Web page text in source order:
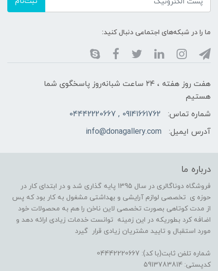
ما را در شبکه‌های اجتماعی دنبال کنید:
هفت روز هفته ، ۲۴ ساعت شبانه‌روز پاسخگوی شما
هستیم
شماره تماس:
09141661762 , 04442220667
آدرس ایمیل:
info@donagallery.com
درباره ما
فروشگاه دوناگالری در سال 1395 پایه گذاری شد و در ابتدای کار در
حوزه ی تخصصی لوازم آرایشی و بهداشتی مشغول به کار بود که پس
از مدت کوتاهی بصورت تخصصی لاین ناخن را هم به محصولات خود
اضافه کرد بطوریکه در این زمینه توانست خدمات زیادی ارائه دهد و
مورد استقبال و تایید مشتریان زیادی قرار گیرد
شماره تلفن ثابت(با کد): 04442220667
کدپستی: 5913783814